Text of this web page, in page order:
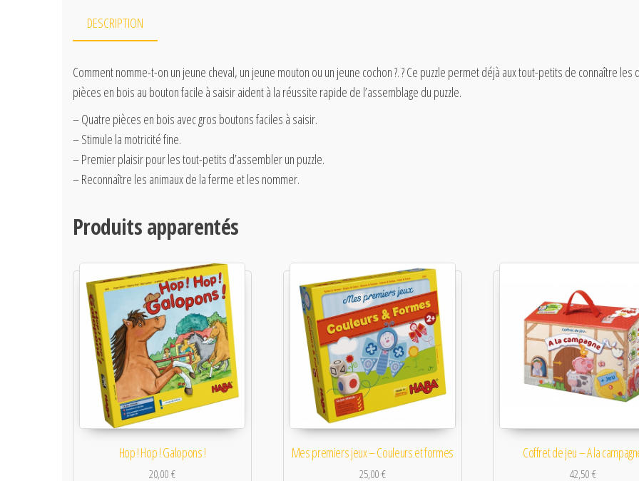
DESCRIPTION
Comment nomme-t-on un jeune cheval, un jeune mouton ou un jeune cochon ?. ? Ce puzzle permet déjà aux tout-petits de connaître
pièces en bois au bouton facile à saisir aident à la réussite rapide de l’assemblage du puzzle.
– Quatre pièces en bois avec gros boutons faciles à saisir.
– Stimule la motricité fine.
– Premier plaisir pour les tout-petits d’assembler un puzzle.
– Reconnaître les animaux de la ferme et les nommer.
Produits apparentés
Hop ! Hop ! Galopons !
20,00€
Mes premiers jeux – Couleurs et formes
25,00€
Coffret de jeu – A la
42,50€